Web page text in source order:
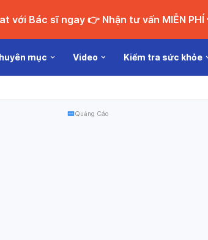
Chat với Bác sĩ ngay 👉 Nhận tư vấn MIỄN
mục Video Kiểm tra sức khỏe
Quảng Cáo